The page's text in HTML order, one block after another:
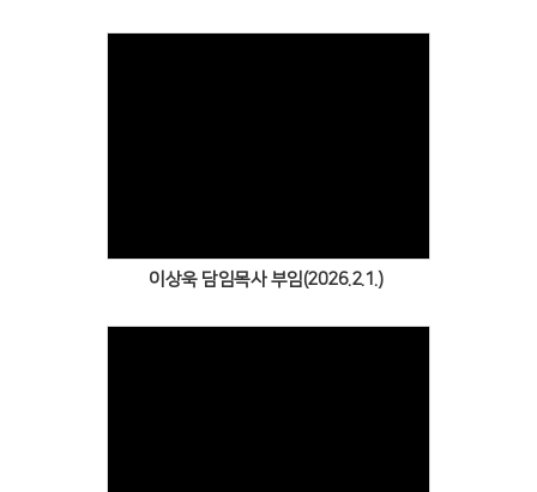
이상욱 담임목사 부임(2026.2.1.)